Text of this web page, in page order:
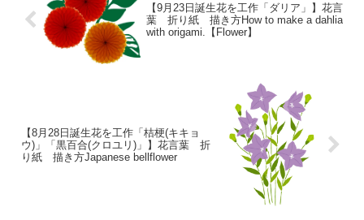
【9月23日誕生花を工作「ダリア」】花言
葉 折り紙 描き方How to make a dahlia
with origami.【Flower】
【8月28日誕生花を工作「桔梗(キキョ
ウ)」「黒百合(クロユリ)」】花言葉 折
り紙 描き方Japanese bellflower